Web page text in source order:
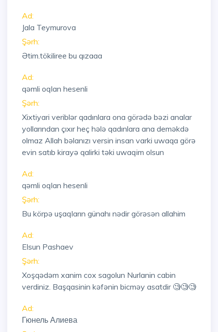
Ad:
Jala Teymurova
Şərh:
Ətim.tökiliree bu qızaaa
Ad:
qəmli oqlan hesenli
Şərh:
Xixtiyari veriblər qadınlara ona görədə bəzi analar
yollarından çıxır heç hələ qadınlara ana deməkdə
olmaz Allah bəlanızı versin insan varki uwaqa görə
evin satıb kirayə qalirki təki uwaqim olsun
Ad:
qəmli oqlan hesenli
Şərh:
Bu körpə uşaqların günahı nədir görəsən allahim
Ad:
Elsun Pashaev
Şərh:
Xoşqədəm xanim cox sagolun Nurlanin cabin
verdiniz. Başqasinin kəfənin bicməy asatdir 🧐🧐🧐
Ad:
Гюнель Алиева